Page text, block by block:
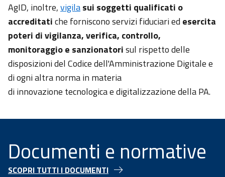
AgID, inoltre,vigilasui soggetti qualificati o
accreditatiche forniscono servizi fiduciari ed esercita
poteri di vigilanza, verifica, controllo,
monitoraggio e sanzionatorisul rispetto delle
disposizioni del Codice dell'Amministrazione Digitale e
di ogni altra norma in materia
di innovazione tecnologica e digitalizzazione della PA.
Documenti e normative
SCOPRI TUTTI I DOCUMENTI